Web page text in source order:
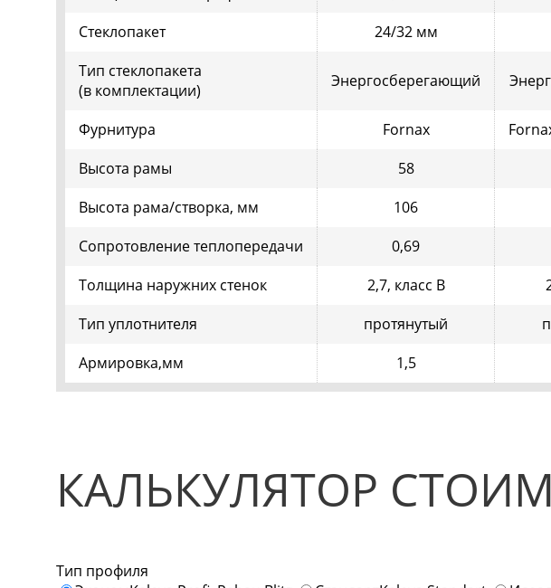
Стеклопакет
24/32 мм
Тип стеклопакета
(в комплектации)
Энергосберегающий
Фурнитура Fornax
Высота рамы
58
Высота рама/створка, мм
106
Сопротовление теплопередачи
0,69
Толщина наружних стенок
2,7, класс В
Тип уплотнителя
протянутый
Армировка,мм
1,5
КАЛЬКУЛЯТОР
Тип профиля